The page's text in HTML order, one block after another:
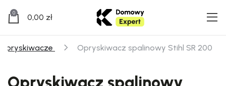
0 0,00 zł
Opryskiwacze Opryskiwacz spalinowy Stihl SR 200